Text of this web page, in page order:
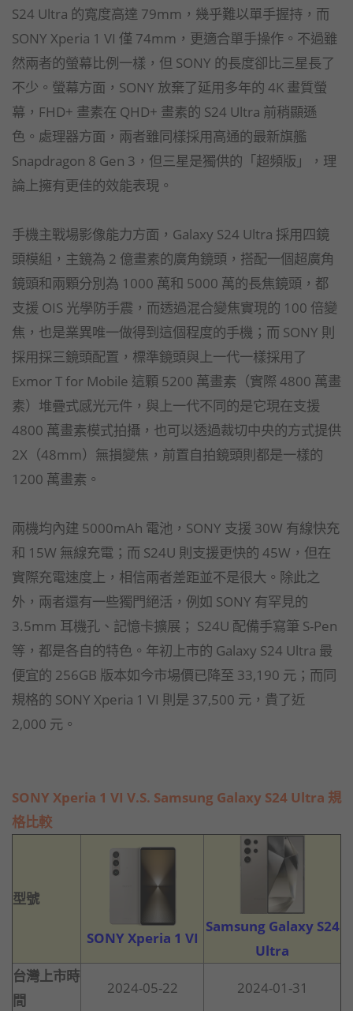
S24 Ultra 的寬度高達 79mm，幾乎難以單手握持，而
SONY Xperia 1 VI 僅 74mm，更適合單手操作。不過雖
然兩者的螢幕比例一樣，但 SONY 的長度卻比三星長了
不少。螢幕方面，SONY 放棄了延用多年的 4K 畫質螢
幕，FHD+ 畫素在 QHD+ 畫素的 S24 Ultra 前稍顯遜
色。處理器方面，兩者雖同樣採用高通的最新旗艦
Snapdragon 8 Gen 3，但三星是獨供的「超頻版」，理
論上擁有更佳的效能表現。
手機主戰場影像能力方面，Galaxy S24 Ultra 採用四鏡
頭模組，主鏡為 2 億畫素的廣角鏡頭，搭配一個超廣角
鏡頭和兩顆分別為 1000 萬和 5000 萬的長焦鏡頭，都
支援 OIS 光學防手震，而透過混合變焦實現的 100 倍變
焦，也是業異唯一做得到這個程度的手機；而 SONY 則
採用採三鏡頭配置，標準鏡頭與上一代一樣採用了
Exmor T for Mobile 這顆 5200 萬畫素（實際 4800 萬畫
素）堆疊式感光元件，與上一代不同的是它現在支援
4800 萬畫素模式拍攝，也可以透過裁切中央的方式提供
2X（48mm）無損變焦，前置自拍鏡頭則都是一樣的
1200 萬畫素。
兩機均內建 5000mAh 電池，SONY 支援 30W 有線快充
和 15W 無線充電；而 S24U 則支援更快的 45W，但在
實際充電速度上，相信兩者差距並不是很大。除此之
外，兩者還有一些獨門絕活，例如 SONY 有罕見的
3.5mm 耳機孔、記憶卡擴展； S24U 配備手寫筆 S-Pen
等，都是各自的特色。年初上市的 Galaxy S24 Ultra 最
便宜的 256GB 版本如今市場價已降至 33,190 元；而同
規格的 SONY Xperia 1 VI 則是 37,500 元，貴了近
2,000 元。
SONY Xperia 1 VI V.S. Samsung Galaxy S24 Ultra 規
格比較
型號
SONY Xperia 1 VI
Samsung Galaxy S24
Ultra
台灣上市時
間
2024-05-22 2024-01-31